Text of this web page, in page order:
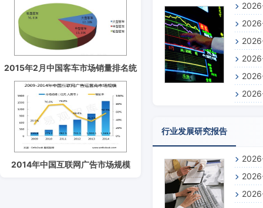
2015年2月中国客车市场销量排名统
计分析
2014年中国互联网广告市场规模
景预测
报告
测报告
景预测
报告
行业发展研究报告